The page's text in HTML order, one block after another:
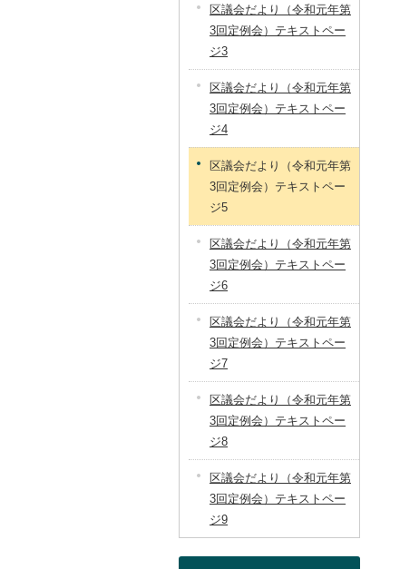
区議会だより（令和元年第
3回定例会）テキストペー
ジ3
区議会だより（令和元年第
3回定例会）テキストペー
ジ4
区議会だより（令和元年第
3回定例会）テキストペー
ジ5
区議会だより（令和元年第
3回定例会）テキストペー
ジ6
区議会だより（令和元年第
3回定例会）テキストペー
ジ7
区議会だより（令和元年第
3回定例会）テキストペー
ジ8
区議会だより（令和元年第
3回定例会）テキストペー
ジ9